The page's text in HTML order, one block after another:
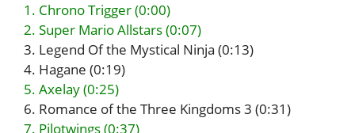
1. Chrono Trigger (0:00)
2. Super Mario Allstars (0:07)
3. Legend Of the Mystical Ninja (0:13)
4. Hagane (0:19)
5. Axelay (0:25)
6. Romance of the Three Kingdoms 3 (0:31)
7. Pilotwings (0:37)